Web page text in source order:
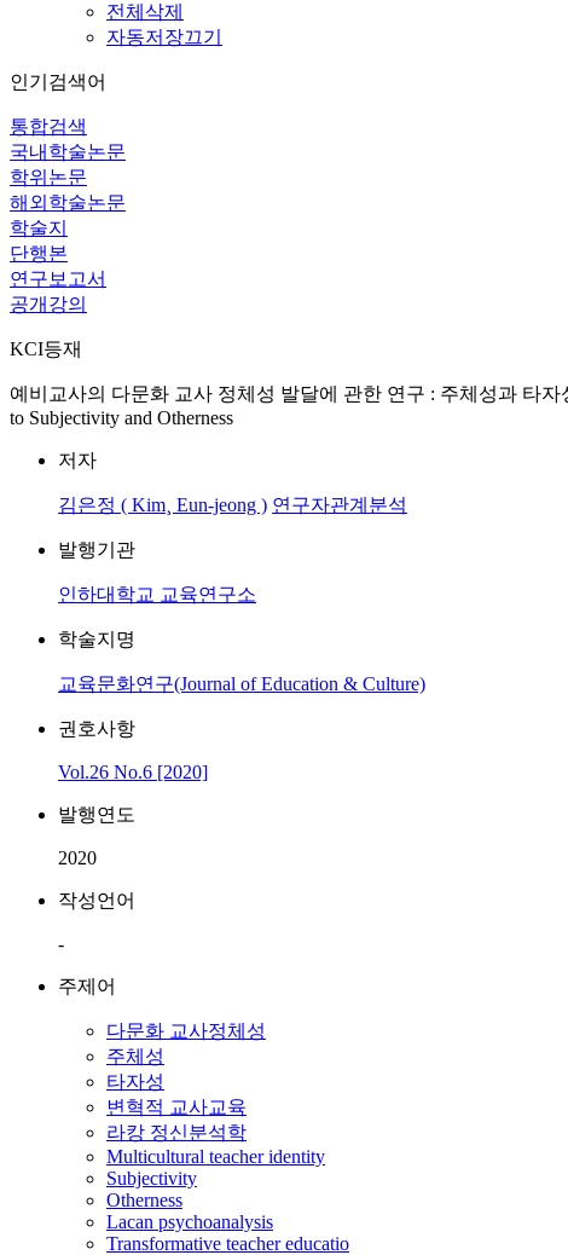
전체삭제
자동저장끄기
인기검색어
통합검색
국내학술논문
학위논문
해외학술논문
학술지
단행본
연구보고서
공개강의
KCI등재
예비교사의 다문화 교사 정체성 발달에 관한 연구 : 주체성과 타자
to Subjectivity and Otherness
저자
김은정 ( Kim¸ Eun-jeong ) 연구자관계분석
발행기관
인하대학교 교육연구소
학술지명
교육문화연구(Journal of Education & Culture)
권호사항
Vol.26 No.6 [2020]
발행연도
2020
작성언어
-
주제어
다문화 교사정체성
주체성
타자성
변혁적 교사교육
라캉 정신분석학
Multicultural teacher identity
Subjectivity
Otherness
Lacan psychoanalysis
Transformative teacher educatio